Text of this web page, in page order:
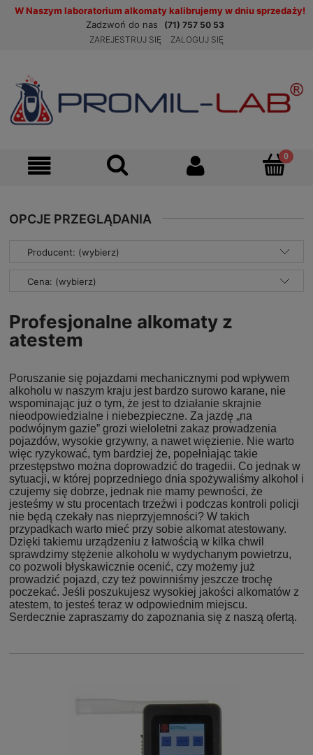
W Naszym laboratorium alkomaty kalibrujemy w dniu sprzedaży!
Zadzwoń do nas
(71) 757 50 53
ZAREJESTRUJ SIĘ
ZALOGUJ SIĘ
OPCJE PRZEGLĄDANIA
Producent: (wybierz)
Cena: (wybierz)
Profesjonalne alkomaty z
atestem
Poruszanie się pojazdami mechanicznymi pod wpływem
alkoholu w naszym kraju jest bardzo surowo karane, nie
wspominając już o tym, że jest to działanie skrajnie
nieodpowiedzialne i niebezpieczne. Za jazdę „na
podwójnym gazie” grozi wieloletni zakaz prowadzenia
pojazdów, wysokie grzywny, a nawet więzienie. Nie warto
więc ryzykować, tym bardziej że, popełniając takie
przestępstwo można doprowadzić do tragedii. Co jednak w
sytuacji, w której poprzedniego dnia spożywaliśmy alkohol i
czujemy się dobrze, jednak nie mamy pewności, że
jesteśmy w stu procentach trzeźwi i podczas kontroli policji
nie będą czekały nas nieprzyjemności? W takich
przypadkach warto mieć przy sobie alkomat atestowany.
Dzięki takiemu urządzeniu z łatwością w kilka chwil
sprawdzimy stężenie alkoholu w wydychanym powietrzu,
co pozwoli błyskawicznie ocenić, czy możemy już
prowadzić pojazd, czy też powinniśmy jeszcze trochę
poczekać. Jeśli poszukujesz wysokiej jakości alkomatów z
atestem, to jesteś teraz w odpowiednim miejscu.
Serdecznie zapraszamy do zapoznania się z naszą ofertą.